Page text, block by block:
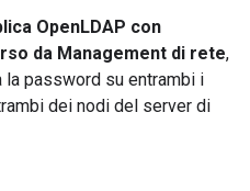
OpenLDAP con
da Management di rete,
password su entrambi i
dei nodi del server di